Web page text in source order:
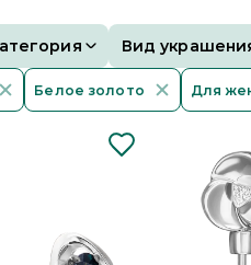
Вид
Белое золото Для